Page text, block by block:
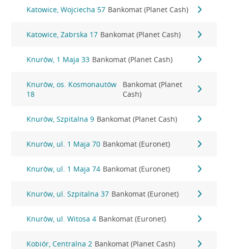
Katowice, Wojciecha 57 Bankomat (Planet Cash)
Katowice, Zabrska 17 Bankomat (Planet Cash)
Knurów, 1 Maja 33 Bankomat (Planet Cash)
Knurów, os. Kosmonautów
18
Bankomat (Planet
Cash)
Knurów, Szpitalna 9 Bankomat (Planet Cash)
Knurów, ul. 1 Maja 70 Bankomat (Euronet)
Knurów, ul. 1 Maja 74 Bankomat (Euronet)
Knurów, ul. Szpitalna 37 Bankomat (Euronet)
Knurów, ul. Witosa 4 Bankomat (Euronet)
Kobiór, Centralna 2 Bankomat (Planet Cash)